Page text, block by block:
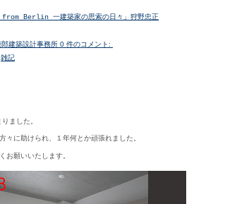
from Berlin 一建築家の思索の日々 」狩野忠正
郎建築設計事務所 0 件のコメント:
雑記
ました。
々に助けられ、１年何とか頑張れました。
お願いいたします。